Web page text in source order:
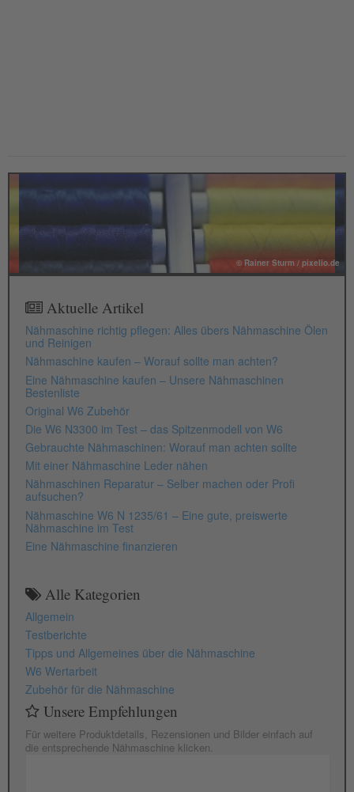
© Rainer Sturm / pixelio.de
Aktuelle Artikel
Nähmaschine richtig pflegen: Alles übers Nähmaschine Ölen
und Reinigen
Nähmaschine kaufen – Worauf sollte man achten?
Eine Nähmaschine kaufen – Unsere Nähmaschinen
Bestenliste
Original W6 Zubehör
Die W6 N3300 im Test – das Spitzenmodell von W6
Gebrauchte Nähmaschinen: Worauf man achten sollte
Mit einer Nähmaschine Leder nähen
Nähmaschinen Reparatur – Selber machen oder Profi
aufsuchen?
Nähmaschine W6 N 1235/61 – Eine gute, preiswerte
Nähmaschine im Test
Eine Nähmaschine finanzieren
Alle Kategorien
Allgemein
Testberichte
Tipps und Allgemeines über die Nähmaschine
W6 Wertarbeit
Zubehör für die Nähmaschine
Unsere Empfehlungen
Für weitere Produktdetails, Rezensionen und Bilder einfach auf
die entsprechende Nähmaschine klicken.